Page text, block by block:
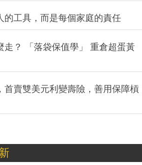
的工具，而是每個家庭的責任
走？ 「落袋保值學」 重倉超蛋黃
首賣雙美元利變壽險，善用保障槓